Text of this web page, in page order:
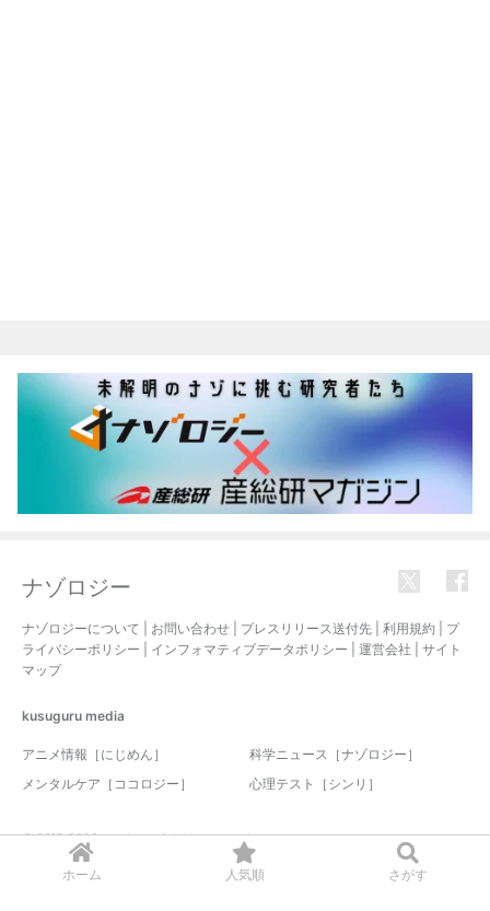
ホーム 人気順 さがす
ナゾロジー
ナゾロジーについて お問い合わせ プレスリリース送付先 利用規約
プ
ライバシーポリシー
インフォマティブデータポリシー 運営会社
サイト
マップ
kusuguru media
アニメ情報［にじめん］
科学ニュース［ナゾロジー］
メンタルケア［ココロジー］
心理テスト［シンリ］
© 2017-2026 nazology. all rights reserved.